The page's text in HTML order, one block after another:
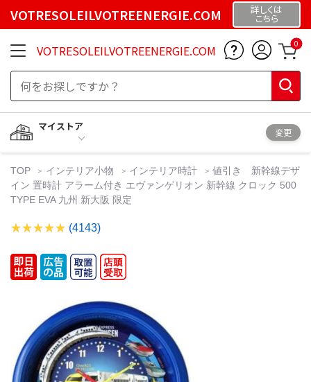
VOTRESOLEILVOTREENERGIE.COM 詳しくは
こちら
VOTRESOLEILVOTREENERGIE.COM 0
マイストア
変更
TOP インテリア小物 インテリア時計
値引き 新幹線デザ
イン 置時計 アラーム付き エヴァンゲリオン 新幹線 クロック 500
TYPE EVA 九州 新大阪 限定
(4143)